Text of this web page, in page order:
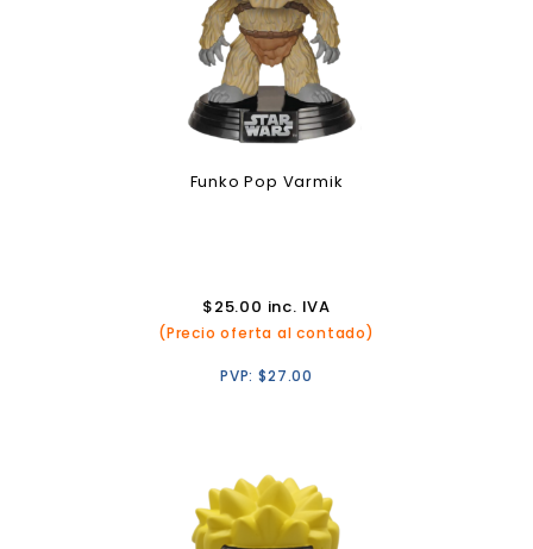
Funko Pop Varmik
$25.00 inc. IVA
(Precio oferta al contado)
PVP:$27.00